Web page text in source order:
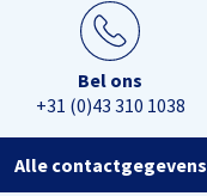
Bel ons
+31 (0)43 310 1038
Alle contactgegevens